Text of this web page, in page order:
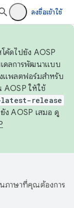
ลงชื่อเข้าใช้
ค้ดไปยัง AOSP
ดลการพัฒนาแบบ
แพลตฟอร์มสำหรับ
AOSP ให้ใช้
release
ง AOSP เสมอ ดู
ภาษาที่คุณต้องการ